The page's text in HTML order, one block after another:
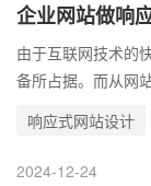
企业网站做响
势是什么
由于互联网技术的
备所占据。而从网
计。 这是因为，
站，在移动端根本
响应式网站设计
2024-12-24